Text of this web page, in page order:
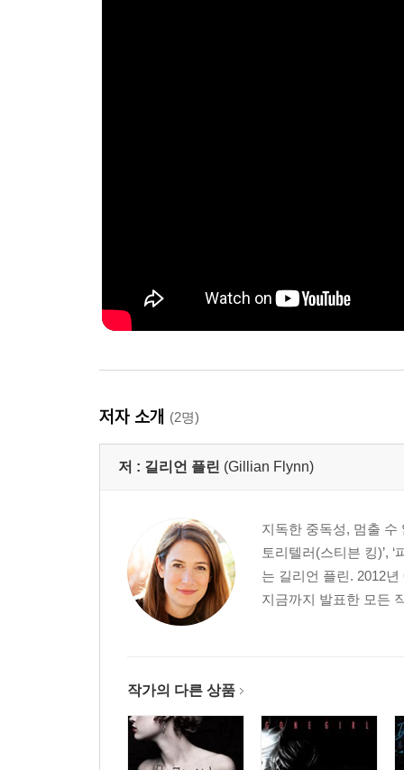
저자 소개 (2명)
저 : 길리언 플린 (Gillian Flynn)
지독한 중독성, 멈출 수
토리텔러(스티븐 킹)’,
는 길리언 플린. 2012
지금까지 발표한 모든
작가의 다른 상품